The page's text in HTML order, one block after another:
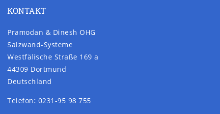
KONTAKT
Pramodan & Dinesh OHG
Salzwand-Systeme
Westfälische Straße 169 a
44309 Dortmund
Deutschland
Telefon: 0231-95 98 755